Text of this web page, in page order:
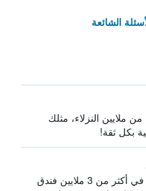
الشائعة
ملايين النزلاء، مثلك
بكل ثقة!
يبحث HotelsCombined في أكثر من 3 ملايين فندق